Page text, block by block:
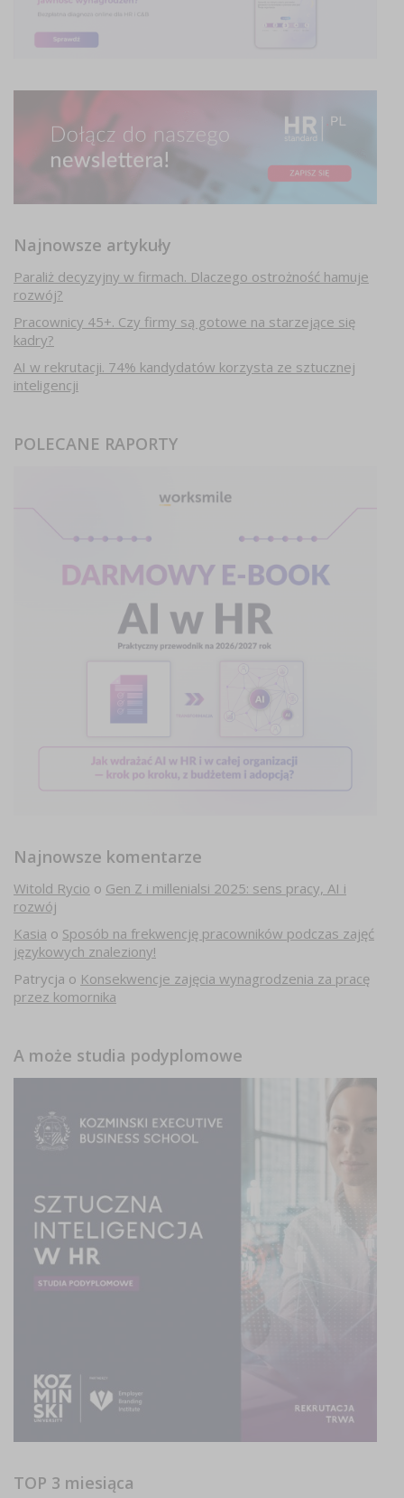
Najnowsze artykuły
Paraliż decyzyjny w firmach. Dlaczego ostrożność hamuje
rozwój?
Pracownicy 45+. Czy firmy są gotowe na starzejące się
kadry?
AI w rekrutacji. 74% kandydatów korzysta ze sztucznej
inteligencji
POLECANE RAPORTY
Najnowsze komentarze
Witold Rycio o Gen Z i millenialsi 2025: sens pracy, AI i
rozwój
Kasia o Sposób na frekwencję pracowników podczas zajęć
językowych znaleziony!
Patrycja o Konsekwencje zajęcia wynagrodzenia za pracę
przez komornika
A może studia podyplomowe
TOP 3 miesiąca